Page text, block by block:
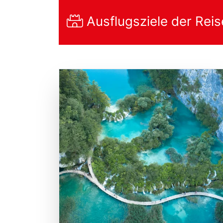
Ausflugsziele der